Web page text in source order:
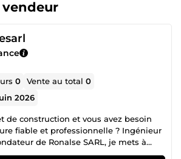
0 Vente au total0
2026
de construction et vous avez besoin
fiable et professionnelle ? Ingénieur
de Ronalse SARL, je mets à
expertise pour la réalisation de vos